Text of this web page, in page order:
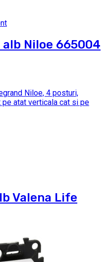
Niloe 665004
Niloe, 4 posturi,
pe atat verticala cat si pe
Valena Life